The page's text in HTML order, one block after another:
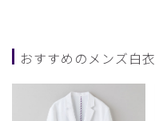
おすすめのメンズ白衣